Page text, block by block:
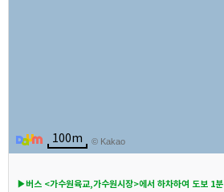
100m © Kakao
▶︎버스 <가수원육교,가수원시장>에서 하차하여 도보 1분